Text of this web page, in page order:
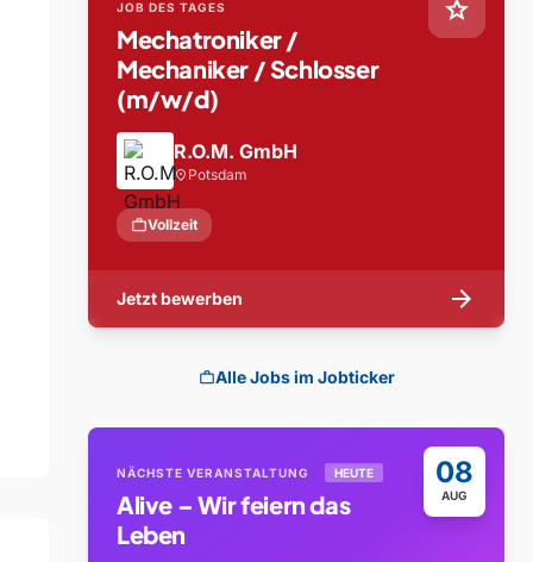
star
JOB DES TAGES
Mechatroniker /
Mechaniker / Schlosser
(m/w/d)
R.O.M. GmbH
location_on Potsdam
workVollzeit
Jetzt bewerben arrow_forward
workAlle Jobs im Jobticker
08
AUG
NÄCHSTE VERANSTALTUNG HEUTE
Alive – Wir feiern das
Leben